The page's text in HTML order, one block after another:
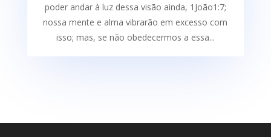
poder andar à luz dessa visão ainda, 1João1:7;
nossa mente e alma vibrarão em excesso com
isso; mas, se não obedecermos a essa...